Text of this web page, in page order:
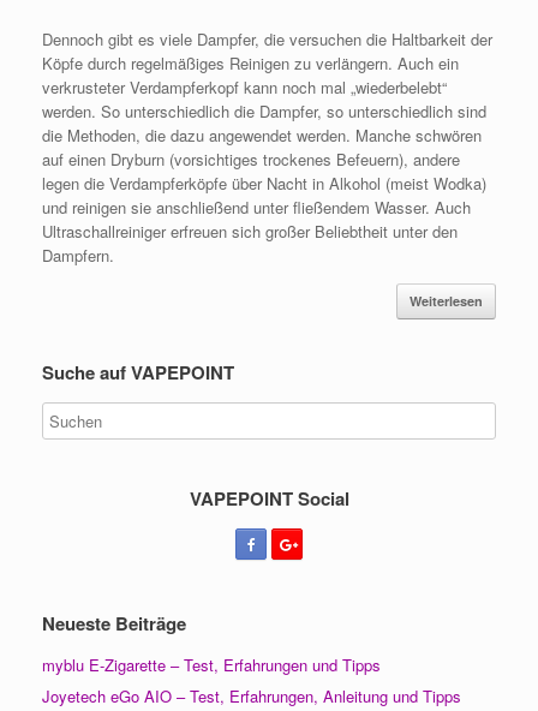
Dennoch gibt es viele Dampfer, die versuchen die Haltbarkeit der
Köpfe durch regelmäßiges Reinigen zu verlängern. Auch ein
verkrusteter Verdampferkopf kann noch mal „wiederbelebt“
werden. So unterschiedlich die Dampfer, so unterschiedlich sind
die Methoden, die dazu angewendet werden. Manche schwören
auf einen Dryburn (vorsichtiges trockenes Befeuern), andere
legen die Verdampferköpfe über Nacht in Alkohol (meist Wodka)
und reinigen sie anschließend unter fließendem Wasser. Auch
Ultraschallreiniger erfreuen sich großer Beliebtheit unter den
Dampfern.
Weiterlesen
Suche auf VAPEPOINT
VAPEPOINT Social
Neueste Beiträge
myblu E-Zigarette – Test, Erfahrungen und Tipps
Joyetech eGo AIO – Test, Erfahrungen, Anleitung und Tipps